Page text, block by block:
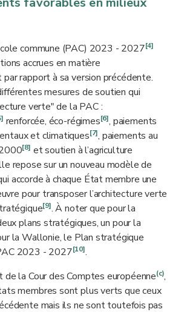
commune (PAC) 2023 - 2027[4]
accrues en matière
par rapport à sa version précédente.
mesures de soutien qui
verte" de la PAC :
renforcée, éco-régimes[6], paiements
et climatiques[7], paiements au
[8] et soutien à l’agriculture
repose sur un nouveau modèle de
accorde à chaque État membre une
pour transposer l’architecture verte
[9]. À noter que pour la
plans stratégiques, un pour la
la Wallonie, le Plan stratégique
2023 - 2027[10].
de la Cour des Comptes européenne(c),
membres sont plus verts que ceux
mais ils ne sont toutefois pas